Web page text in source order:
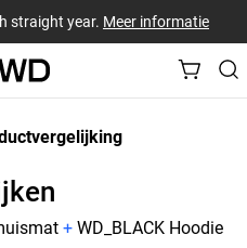
straight year. Meer informatie
+ WD_BLACK Hoodie